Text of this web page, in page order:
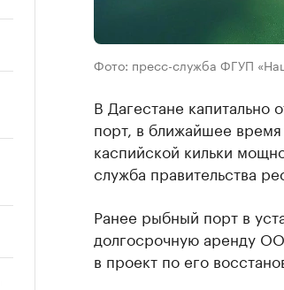
Фото: пресс-служба ФГУП
В Дагестане капитально
порт, в ближайшее
каспийской кильки
служба правительства
Ранее рыбный порт в
долгосрочную аренду
в проект по его